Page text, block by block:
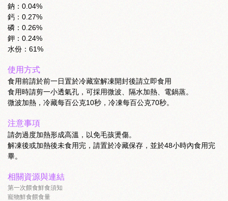
鈉：0.04%
鈣：0.27%
磷：0.26%
鉀：0.24%
水份：61%
使用方式
食用前請於前一日置於冷藏室解凍開封後請立即食用
食用時請剪一小透氣孔，可採用微波、隔水加熱、電鍋蒸。
微波加熱，冷藏每百公克10秒，冷凍每百公克70秒。
注意事項
請勿過度加熱形成高溫，以免毛孩燙傷。
解凍後或加熱後未食用完，請置於冷藏保存，並於48小時內食用完
畢。
相關資源與連結
第一次餵食鮮食須知
寵物鮮食餵食量